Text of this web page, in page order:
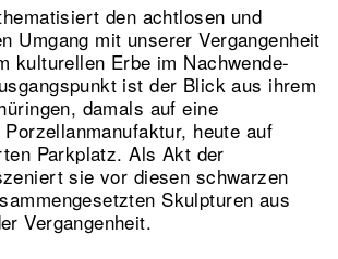
den achtlosen und
Umgang mit unserer Vergangenheit
kulturellen Erbe im Nachwende-
ist der Blick aus ihrem
damals auf eine
heute auf
Parkplatz. Als Akt der
sie vor diesen schwarzen
Skulpturen aus
Vergangenheit.